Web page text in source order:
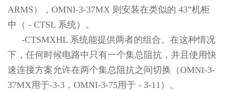
ARMS），OMNI-3-37MX 则安装在类似的 43”机柜
中（ - CTSL 系统）。
-CTSMXHL 系统能提供两者的组合。在这种情况
下，任何时候电路中只有一个集总阻抗，并且使用快
速连接方案允许在两个集总阻抗之间切换（OMNI-3-
37MX用于-3-3，OMNI-3-75用于 - 3-11）。